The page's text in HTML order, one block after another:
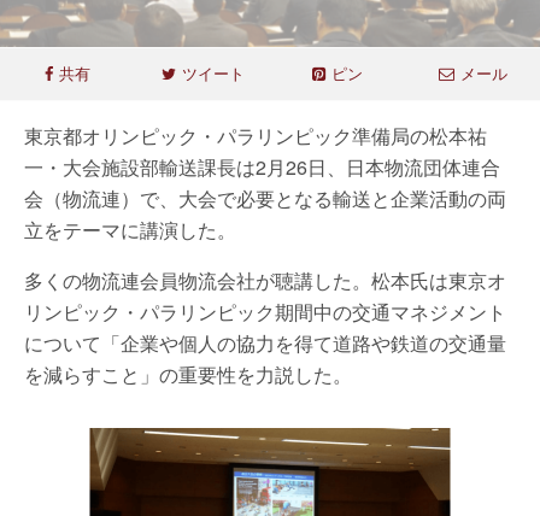
共有 ツイート ピン メール
東京都オリンピック・パラリンピック準備局の松本祐
一・大会施設部輸送課長は2月26日、日本物流団体連合
会（物流連）で、大会で必要となる輸送と企業活動の両
立をテーマに講演した。
多くの物流連会員物流会社が聴講した。松本氏は東京オ
リンピック・パラリンピック期間中の交通マネジメント
について「企業や個人の協力を得て道路や鉄道の交通量
を減らすこと」の重要性を力説した。